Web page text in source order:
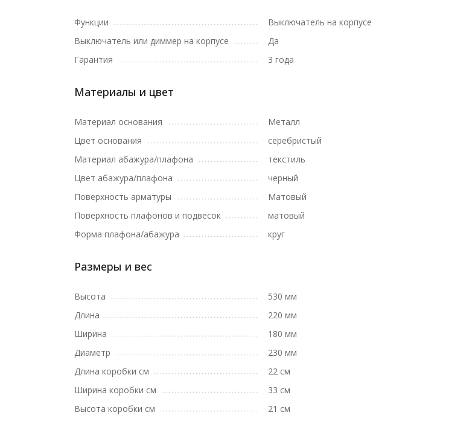
Функции
Выключатель на корпусе
Выключатель или диммер на корпусе
Да
Гарантия
3 года
Материалы и цвет
Материал основания
Металл
Цвет основания
серебристый
Материал абажура/плафона
текстиль
Цвет абажура/плафона
черный
Поверхность арматуры
Матовый
Поверхность плафонов и подвесок
матовый
Форма плафона/абажура
круг
Размеры и вес
Высота
530 мм
Длина
220 мм
Ширина
180 мм
Диаметр
230 мм
Длина коробки см
22 см
Ширина коробки см
33 см
Высота коробки см
21 см